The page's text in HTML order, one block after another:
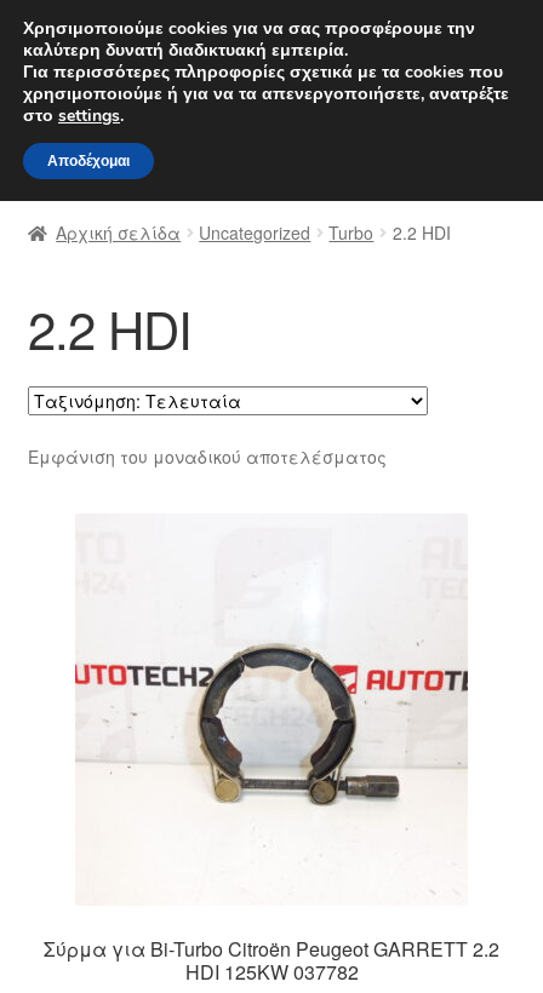
ΑΠΟΣΤΟΛΗ από 7 EUR
Δευτέρα-Παρ. 9 π.μ. - 4 μ.μ.
Απευθείας
μετάβαση
στην
πλοήγηση
Μετάβαση
σε
περιεχόμενο
Αρχική
Διαδικασία Παραπόνων
Επικοινωνία
Καροτσάκι
Μεταφορά
Παγκόσμια αποστολή
Παράπονα
Σχετικά με εμάς
Αρχική σελίδα Uncategorized Turbo 2.2 HDI
2.2 HDI
Εμφάνιση του μοναδικού αποτελέσματος
Σύρμα για Bi-Turbo Citroën Peugeot GARRETT 2.2
HDI 125KW 037782
Χρησιμοποιούμε cookies για να σας προσφέρουμε την
καλύτερη δυνατή διαδικτυακή εμπειρία.
Για περισσότερες πληροφορίες σχετικά με τα cookies που
χρησιμοποιούμε ή για να τα απενεργοποιήσετε, ανατρέξτε
στο settings.
Αποδέχομαι